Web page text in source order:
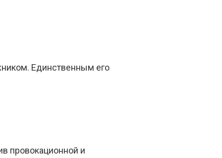
Единственным его
провокационной и